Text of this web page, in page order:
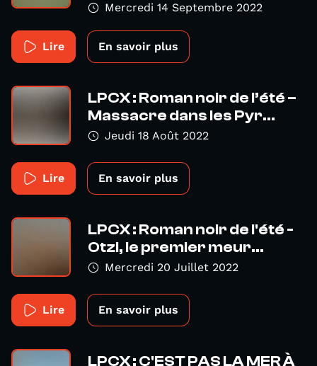
Mercredi 14 Septembre 2022
Lire En savoir plus
LPCX : Roman noir de l’été –
Massacre dans les Pyr...
Jeudi 18 Août 2022
Lire En savoir plus
LPCX : Roman noir de l'été -
Otzi, le premier meur...
Mercredi 20 Juillet 2022
Lire En savoir plus
LPCX : C'EST PAS LA MER À